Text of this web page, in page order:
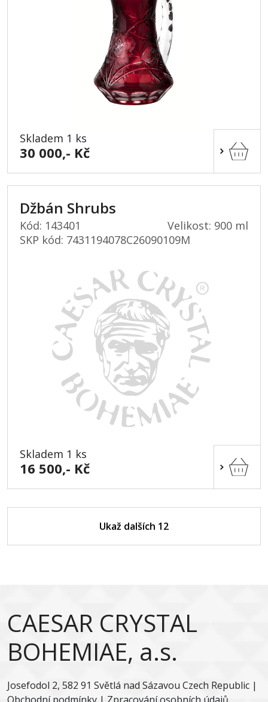
Skladem 1 ks
30 000,- Kč
Džbán Shrubs
Kód: 143401
Velikost: 900 ml
SKP kód: 7431194078C26090109M
Skladem 1 ks
16 500,- Kč
Ukaž dalších 12
CAESAR CRYSTAL
BOHEMIAE, a.s.
Josefodol 2, 582 91 Světlá nad Sázavou Czech Republic |